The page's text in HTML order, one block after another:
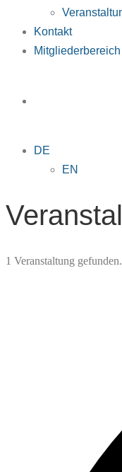
Kontakt
Mitgliederbereich
DE
EN
1 Veranstaltung gefunden.